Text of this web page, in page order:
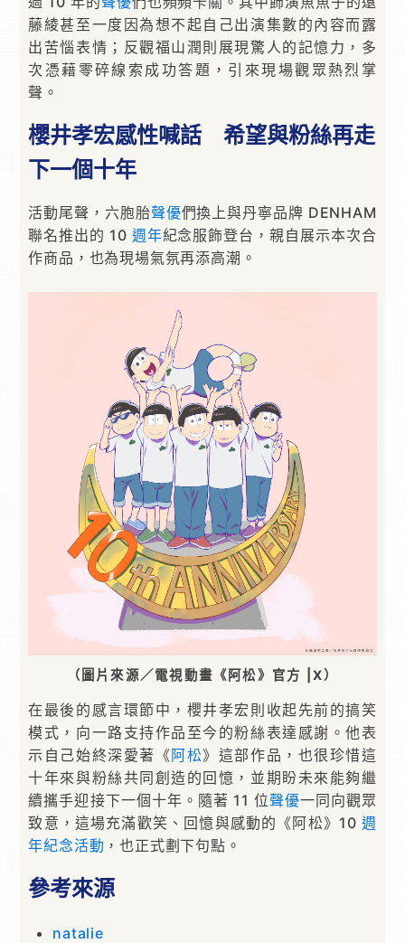
藤綾甚至一度因為想不起自己出演集數的內容而露
出苦惱表情；反觀福山潤則展現驚人的記憶力，多
次憑藉零碎線索成功答題，引來現場觀眾熱烈掌
聲。
櫻井孝宏感性喊話 希望與粉絲再走
下一個十年
活動尾聲，六胞胎聲優們換上與丹寧品牌 DENHAM
聯名推出的 10 週年紀念服飾登台，親自展示本次合
作商品，也為現場氣氛再添高潮。
（圖片來源／電視動畫《阿松》官方 |X）
在最後的感言環節中，櫻井孝宏則收起先前的搞笑
模式，向一路支持作品至今的粉絲表達感謝。他表
示自己始終深愛著《阿松》這部作品，也很珍惜這
十年來與粉絲共同創造的回憶，並期盼未來能夠繼
續攜手迎接下一個十年。隨著 11 位聲優一同向觀眾
致意，這場充滿歡笑、回憶與感動的《阿松》10 週
年紀念活動 ，也正式劃下句點。
參考來源
natalie